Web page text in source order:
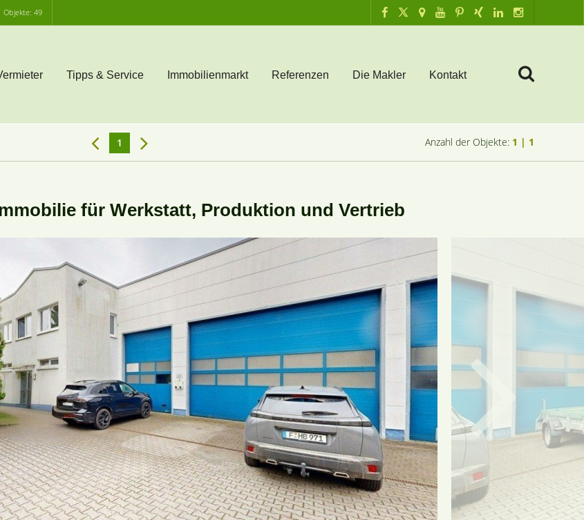
Objekte: 49
Tipps & Service Immobilienmarkt Referenzen Die Makler Kontakt
1 Anzahl der Objekte: 1 | 1
für Werkstatt, Produktion und Vertrieb